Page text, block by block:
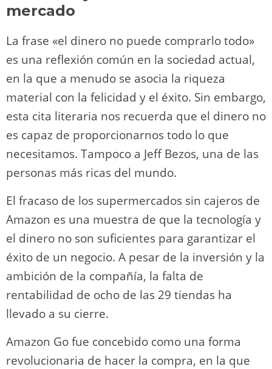
mercado
La frase «el dinero no puede comprarlo todo»
es una reflexión común en la sociedad actual,
en la que a menudo se asocia la riqueza
material con la felicidad y el éxito. Sin embargo,
esta cita literaria nos recuerda que el dinero no
es capaz de proporcionarnos todo lo que
necesitamos. Tampoco a Jeff Bezos, una de las
personas más ricas del mundo.
El fracaso de los supermercados sin cajeros de
Amazon es una muestra de que la tecnología y
el dinero no son suficientes para garantizar el
éxito de un negocio. A pesar de la inversión y la
ambición de la compañía, la falta de
rentabilidad de ocho de las 29 tiendas ha
llevado a su cierre.
Amazon Go fue concebido como una forma
revolucionaria de hacer la compra, en la que